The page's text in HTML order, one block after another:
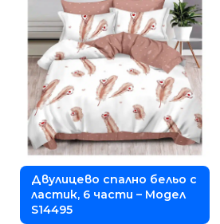
Двулицево спално бельо с
ластик, 6 части – Модел
S14495